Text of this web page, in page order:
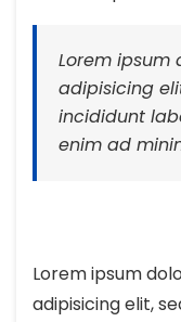
Lorem ipsum
adipisicing
incididunt
enim ad
Lorem ipsum
adipisicing elit,